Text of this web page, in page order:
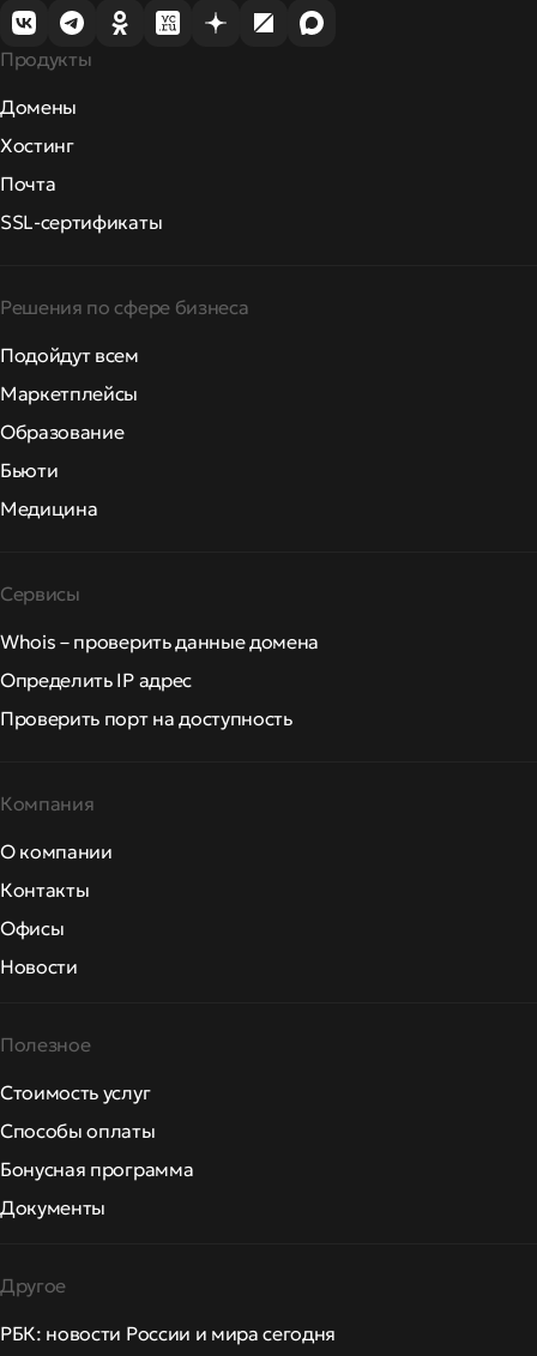
Продукты
Домены
Хостинг
Почта
SSL-сертификаты
Решения по сфере бизнеса
Подойдут всем
Маркетплейсы
Образование
Бьюти
Медицина
Сервисы
Whois – проверить данные домена
Определить IP адрес
Проверить порт на доступность
Компания
О компании
Контакты
Офисы
Новости
Полезное
Стоимость услуг
Способы оплаты
Бонусная программа
Документы
Другое
РБК: новости России и мира сегодня